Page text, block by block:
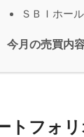
ＳＢＩホー
今月の売買内
トフォリ